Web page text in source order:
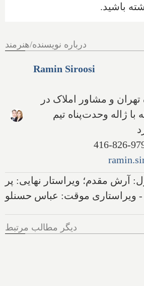
باشید.
درباره نویسنده/هنرمند
Ramin Siroosi
و مشاور املاک در
ژاله وحدت‌پناه تیم
آرش مقدم؛ ویراستار نهایی: پر
- ویراستاری موقت: عباس حسنلو
دیگر مطالب مرتبط